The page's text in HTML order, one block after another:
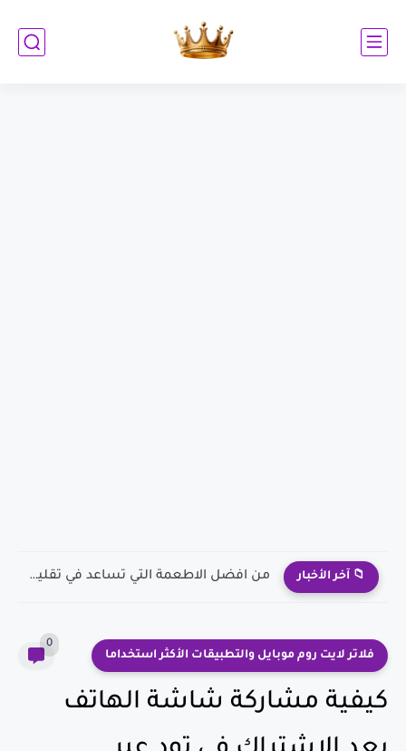
📁 آخر الأخبار 6 خبراء يشرحون معني أن تكون سعيدا وأنواع السعادة
فلاتر لايت روم موبايل والتطبيقات الأكثر استخداما
0
كيفية مشاركة شاشة الهاتف